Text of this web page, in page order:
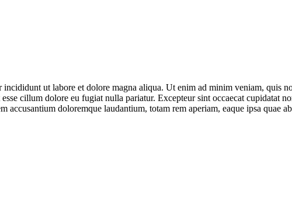
ut labore et dolore magna aliqua. Ut enim ad minim veniam, quis
cillum dolore eu fugiat nulla pariatur. Excepteur sint occaecat cupidatat
accusantium doloremque laudantium, totam rem aperiam, eaque ipsa quae